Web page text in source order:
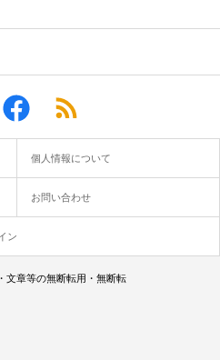
個人情報について
お問い合わせ
ン
文章等の無断転用・無断転